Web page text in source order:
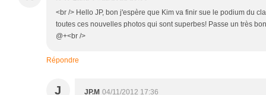
<br /> Hello JP, bon j'espère que Kim va finir sue le podium du
toutes ces nouvelles photos qui sont superbes! Passe un très
@+<br />
Répondre
J JP.M 04/11/2012 17:36